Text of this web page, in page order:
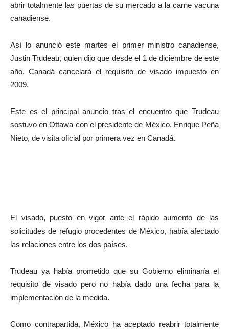
abrir totalmente las puertas de su mercado a la carne vacuna
canadiense.
Así lo anunció este martes el primer ministro canadiense,
Justin Trudeau, quien dijo que desde el 1 de diciembre de este
año, Canadá cancelará el requisito de visado impuesto en
2009.
Este es el principal anuncio tras el encuentro que Trudeau
sostuvo en Ottawa con el presidente de México, Enrique Peña
Nieto, de visita oficial por primera vez en Canadá.
El visado, puesto en vigor ante el rápido aumento de las
solicitudes de refugio procedentes de México, había afectado
las relaciones entre los dos países.
Trudeau ya había prometido que su Gobierno eliminaría el
requisito de visado pero no había dado una fecha para la
implementación de la medida.
Como contrapartida, México ha aceptado reabrir totalmente